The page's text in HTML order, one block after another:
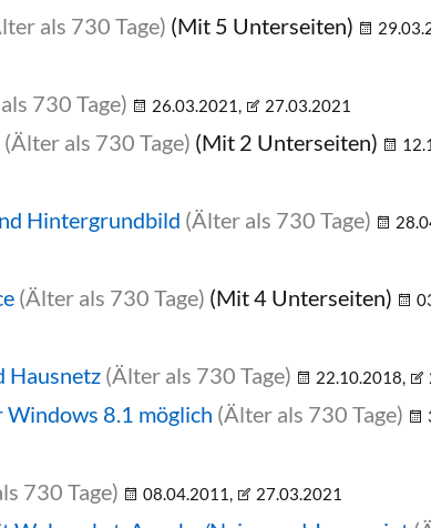
als 730 Tage) (Mit 5 Unterseiten)
730 Tage) 26.03.2021, 27.03.2021
(Älter als 730 Tage) (Mit 2 Unterseiten)
Hintergrundbild (Älter als 730 Tage)
(Älter als 730 Tage) (Mit 4 Unterseiten)
Hausnetz (Älter als 730 Tage) 22.10.2018,
8.1 möglich (Älter als 730 Tage)
730 Tage) 08.04.2011, 27.03.2021